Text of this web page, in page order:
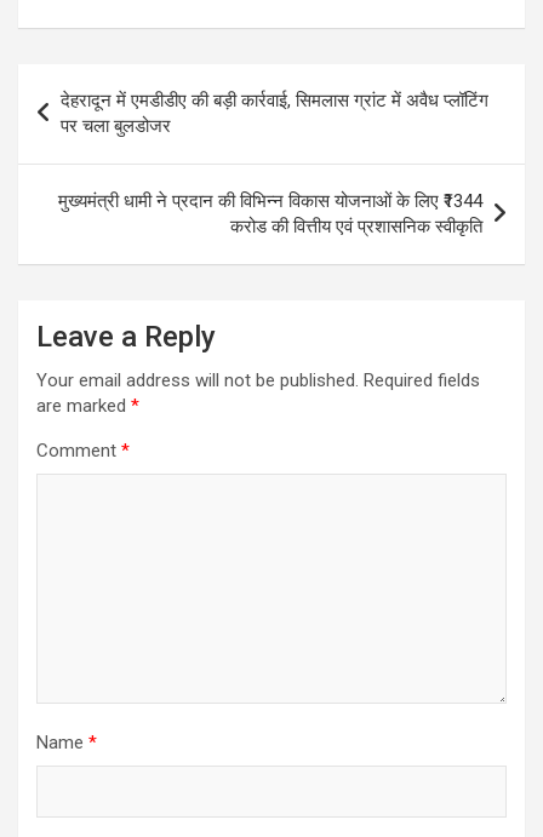
at
A
p
p
ce
o
o
k
e
gr
a
m
ail ar
Post
navigation
देहरादून में एमडीडीए की बड़ी कार्रवाई, सिमलास ग्रांट में अवैध प्लॉटिंग
पर चला बुलडोजर
मुख्यमंत्री धामी ने प्रदान की विभिन्न विकास योजनाओं के लिए ₹1344
करोड की वित्तीय एवं प्रशासनिक स्वीकृति
Leave a Reply
Your email address will not be published. Required fields
are marked *
Comment *
Name *